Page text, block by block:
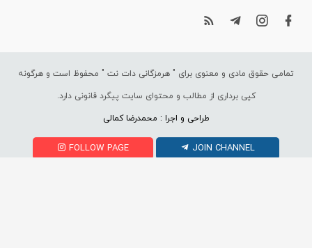
تمامی حقوق مادی و معنوی برای " هرمزگانی دات نت " محفوظ است و هرگونه
کپی برداری از مطالب و محتوای سایت پیگرد قانونی دارد.
طراحی و اجرا : محمدرضا کمالی
FOLLOW PAGE JOIN CHANNEL